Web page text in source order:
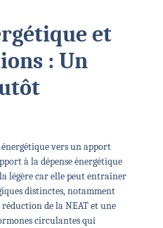
et
: Un
vers un apport
à la dépense énergétique
légère car elle peut entraîner
distinctes, notamment
de la NEAT et une
circulantes qui